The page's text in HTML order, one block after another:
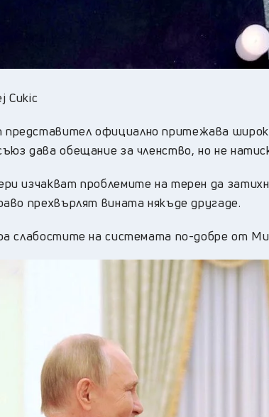
Cukic
официално притежава
дава обещание за членство, но не
изчакват проблемите на терен да
прехвърлят вината някъде другаде.
слабостите на системата по-добре от